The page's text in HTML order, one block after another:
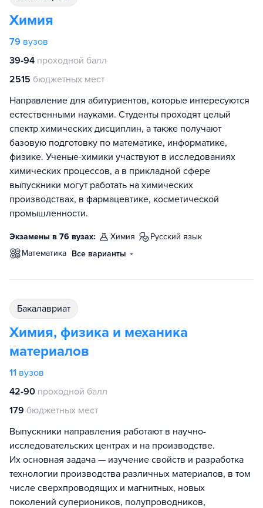
Химия
79 вузов
39-94 проходной балл
2515 бюджетных мест
Направление для абитуриентов, которые интересуются
естественными науками. Студенты проходят целый
спектр химических дисциплин, а также получают
базовую подготовку по математике, информатике,
физике. Ученые-химики участвуют в исследованиях
химических процессов, а в прикладной сфере
выпускники могут работать на химических
производствах, в фармацевтике, косметической
промышленности.
Экзамены в 76 вузах: химия
русский язык
математика Все варианты
бакалавриат
Химия, физика и механика
материалов
11 вузов
42-90 проходной балл
179 бюджетных мест
Выпускники направления работают в научно-
исследовательских центрах и на производстве.
Их основная задача — изучение свойств и разработка
технологии производства различных материалов, в том
числе сверхпроводящих и магнитных, новых
поколений супериоников, полупроводников,